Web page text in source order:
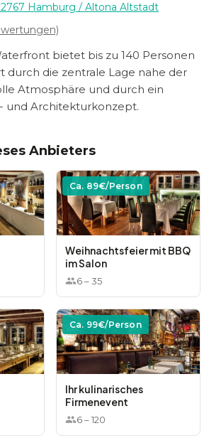
Hamburg / Altona Altstadt
bietet bis zu 140 Personen
durch die zentrale Lage nahe der
Atmosphäre und durch ein
und Architekturkonzept.
Anbieters
Ca. 89€/Person
Weihnachtsfeier mit BBQ
im Salon
6–35
Ca. 99€/Person
Ihr kulinarisches
Firmenevent
6–120